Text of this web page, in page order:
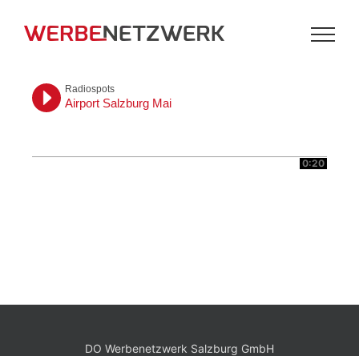
Inhalt
Radiospots
Airport Salzburg Mai
0:20
DO Werbenetzwerk Salzburg GmbH